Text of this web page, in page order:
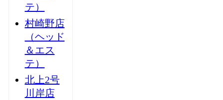
テ）
村崎野店
（ヘッド
＆エス
テ）
北上2号
川岸店